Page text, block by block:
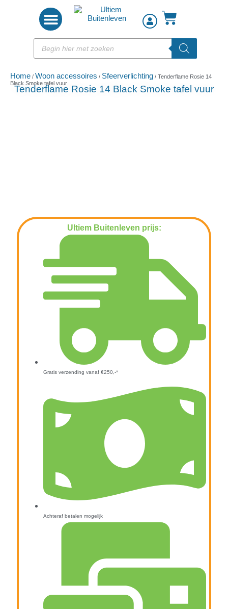
Home / Woon accessoires / Sfeerverlichting / Tenderflame Rosie 14
Black Smoke tafel vuur
Tenderflame Rosie 14 Black Smoke tafel vuur
Ultiem Buitenleven prijs:
Gratis verzending vanaf €250,-*
Achteraf betalen mogelijk